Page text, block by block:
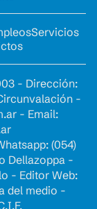
Servicios
- Dirección:
-
- Email:
(054)
Dellazoppa -
- Editor Web:
del medio -